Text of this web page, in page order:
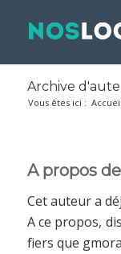
Archive
Vous êtes ici : Accueil
A propos de
Cet auteur a
A ce propos,
fiers que